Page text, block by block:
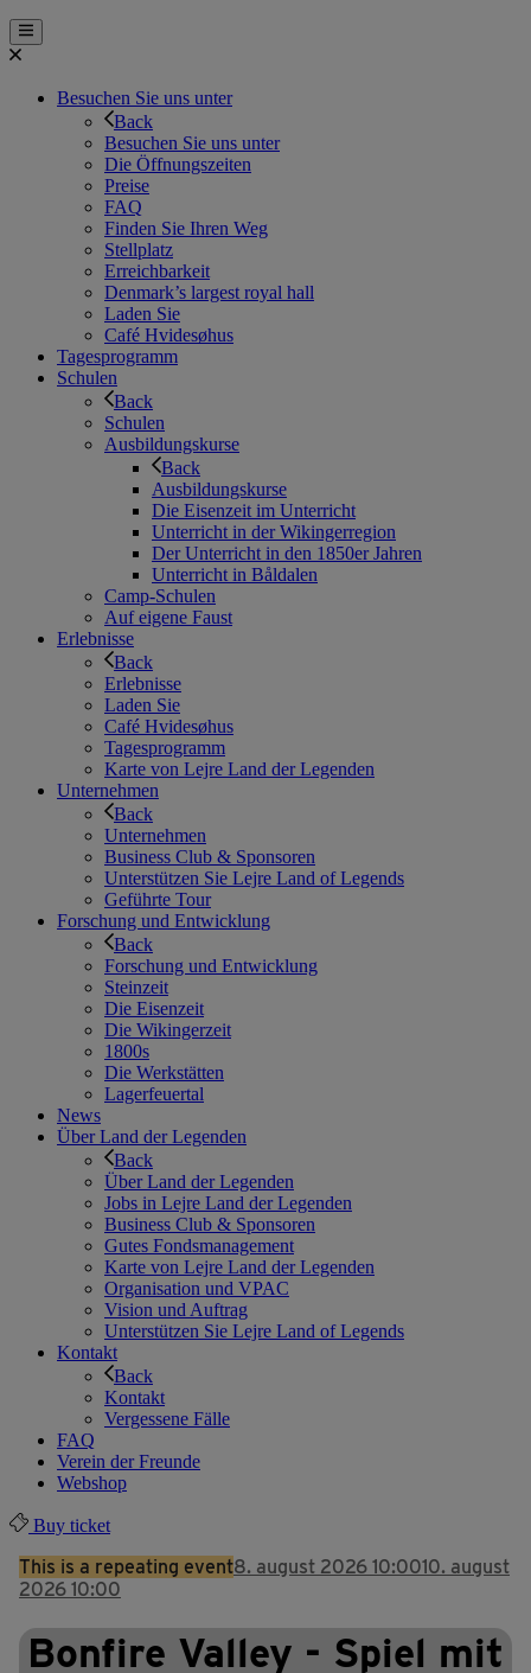
Besuchen Sie uns unter
Back
Besuchen Sie uns unter
Die Öffnungszeiten
Preise
FAQ
Finden Sie Ihren Weg
Stellplatz
Erreichbarkeit
Denmark’s largest royal hall
Laden Sie
Café Hvidesøhus
Tagesprogramm
Schulen
Back
Schulen
Ausbildungskurse
Back
Ausbildungskurse
Die Eisenzeit im Unterricht
Unterricht in der Wikingerregion
Der Unterricht in den 1850er Jahren
Unterricht in Båldalen
Camp-Schulen
Auf eigene Faust
Erlebnisse
Back
Erlebnisse
Laden Sie
Café Hvidesøhus
Tagesprogramm
Karte von Lejre Land der Legenden
Unternehmen
Back
Unternehmen
Business Club & Sponsoren
Unterstützen Sie Lejre Land of Legends
Geführte Tour
Forschung und Entwicklung
Back
Forschung und Entwicklung
Steinzeit
Die Eisenzeit
Die Wikingerzeit
1800s
Die Werkstätten
Lagerfeuertal
News
Über Land der Legenden
Back
Über Land der Legenden
Jobs in Lejre Land der Legenden
Business Club & Sponsoren
Gutes Fondsmanagement
Karte von Lejre Land der Legenden
Organisation und VPAC
Vision und Auftrag
Unterstützen Sie Lejre Land of Legends
Kontakt
Back
Kontakt
Vergessene Fälle
FAQ
Verein der Freunde
Webshop
Buy ticket
This is a repeating event8. august 2026 10:0010. august
2026 10:00
Bonfire Valley - Spiel mit